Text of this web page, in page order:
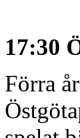
17:30
Förra